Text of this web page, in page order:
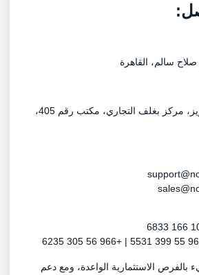
طريق الملك عبدالعزيز، مركز بغلف التجاري، مكتب رقم 405،
الاستثمارية الواعدة، ومع دعم